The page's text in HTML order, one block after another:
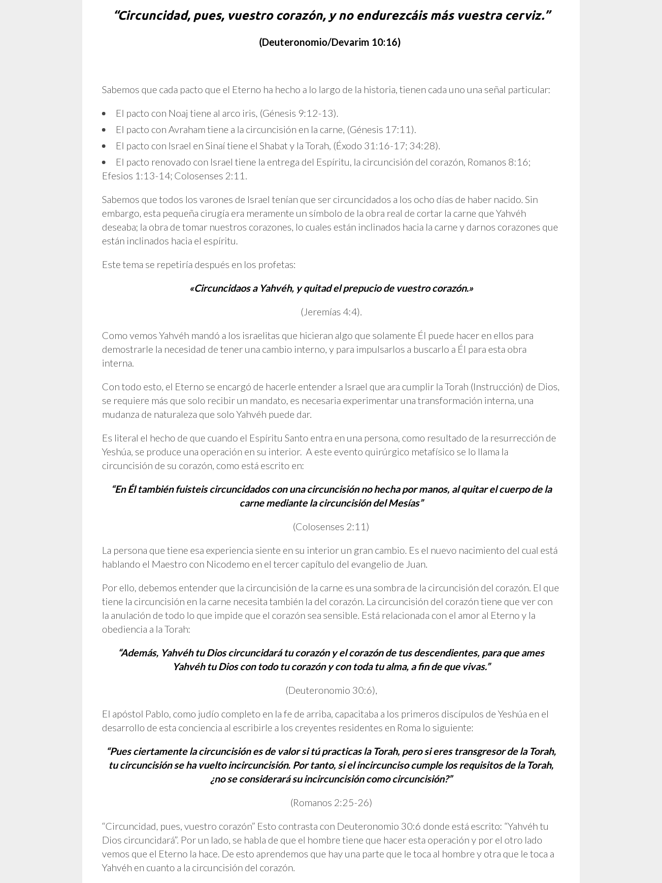
Dr.
Eterno
“Circuncidad, pues, vuestro corazón, y no endurezcáis más vuestra cerviz.”
(Deuteronomio/Devarim 10:16)
Sabemos que cada pacto que el Eterno ha hecho a lo largo de la historia, tienen cada uno una señal particular:
El pacto con Noaj tiene al arco iris, (Génesis 9:12-13).
El pacto con Avraham tiene a la circuncisión en la carne, (Génesis 17:11).
El pacto con Israel en Sinaí tiene el Shabat y la Torah, (Éxodo 31:16-17; 34:28).
El pacto renovado con Israel tiene la entrega del Espíritu, la circuncisión del corazón, Romanos 8:16;
Efesios 1:13-14; Colosenses 2:11.
Sabemos que todos los varones de Israel tenían que ser circuncidados a los ocho días de haber nacido. Sin
embargo, esta pequeña cirugía era meramente un símbolo de la obra real de cortar la carne que Yahvéh
deseaba; la obra de tomar nuestros corazones, lo cuales están inclinados hacia la carne y darnos corazones que
están inclinados hacia el espíritu.
Este tema se repetiría después en los profetas:
«Circuncidaos a Yahvéh, y quitad el prepucio de vuestro corazón.»
(Jeremías 4:4).
Como vemos Yahvéh mandó a los israelitas que hicieran algo que solamente Él puede hacer en ellos para
demostrarle la necesidad de tener una cambio interno, y para impulsarlos a buscarlo a Él para esta obra
interna.
Con todo esto, el Eterno se encargó de hacerle entender a Israel que ara cumplir la Torah (Instrucción) de Dios,
se requiere más que solo recibir un mandato, es necesaria experimentar una transformación interna, una
mudanza de naturaleza que solo Yahvéh puede dar.
Es literal el hecho de que cuando el Espíritu Santo entra en una persona, como resultado de la resurrección de
Yeshúa, se produce una operación en su interior. A este evento quirúrgico metafísico se lo llama la
circuncisión de su corazón, como está escrito en:
“En Él también fuisteis circuncidados con una circuncisión no hecha por manos, al quitar el cuerpo de la
carne mediante la circuncisión del Mesías”
(Colosenses 2:11)
La persona que tiene esa experiencia siente en su interior un gran cambio. Es el nuevo nacimiento del cual está
hablando el Maestro con Nicodemo en el tercer capítulo del evangelio de Juan.
Por ello, debemos entender que la circuncisión de la carne es una sombra de la circuncisión del corazón. El que
tiene la circuncisión en la carne necesita también la del corazón. La circuncisión del corazón tiene que ver con
la anulación de todo lo que impide que el corazón sea sensible. Está relacionada con el amor al Eterno y la
obediencia a la Torah:
“Además, Yahvéh tu Dios circuncidará tu corazón y el corazón de tus descendientes, para que ames
Yahvéh tu Dios con todo tu corazón y con toda tu alma, a fin de que vivas.”
(Deuteronomio 30:6),
El apóstol Pablo, como judío completo en la fe de arriba, capacitaba a los primeros discípulos de Yeshúa en el
desarrollo de esta conciencia al escribirle a los creyentes residentes en Roma lo siguiente:
“Pues ciertamente la circuncisión es de valor si tú practicas la Torah, pero si eres transgresor de la Torah,
tu circuncisión se ha vuelto incircuncisión. Por tanto, si el incircunciso cumple los requisitos de la Torah,
¿no se considerará su incircuncisión como circuncisión?”
(Romanos 2:25-26)
“Circuncidad, pues, vuestro corazón” Esto contrasta con Deuteronomio 30:6 donde está escrito: “Yahvéh tu
Dios circuncidará”. Por un lado, se habla de que el hombre tiene que hacer esta operación y por el otro lado
vemos que el Eterno la hace. De esto aprendemos que hay una parte que le toca al hombre y otra que le toca a
Yahvéh en cuanto a la circuncisión del corazón.